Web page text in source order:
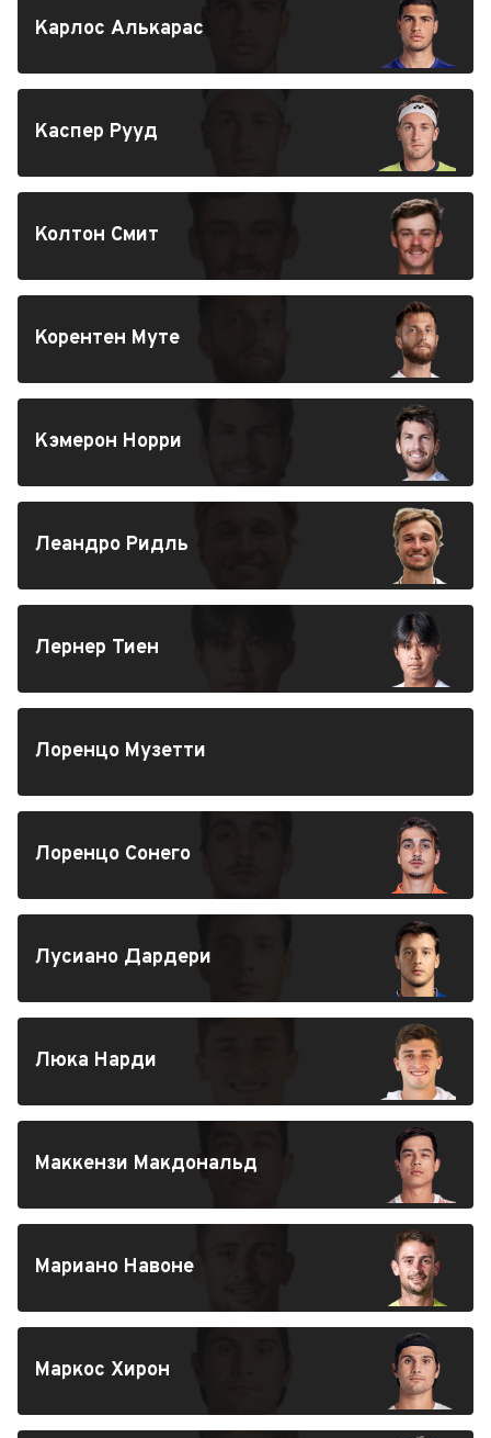
Карлос Алькарас
Каспер Рууд
Колтон Смит
Корентен Муте
Кэмерон Норри
Леандро Ридль
Лернер Тиен
Лоренцо Музетти
Лоренцо Сонего
Лусиано Дардери
Люка Нарди
Маккензи Макдональд
Мариано Навоне
Маркос Хирон